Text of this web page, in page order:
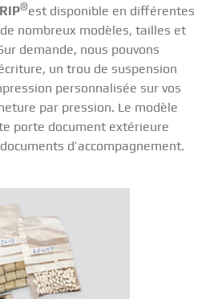
®est disponible en différentes
nombreux modèles, tailles et
demande, nous pouvons
un trou de suspension
personnalisée sur vos
par pression. Le modèle
porte document extérieure
d’accompagnement.